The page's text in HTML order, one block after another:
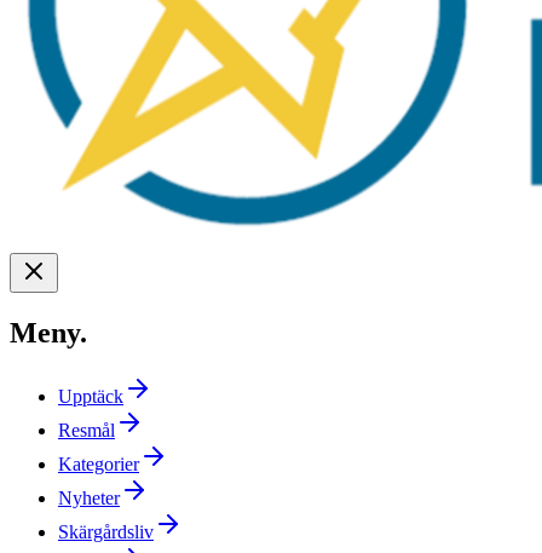
Meny.
Upptäck
Resmål
Kategorier
Nyheter
Skärgårdsliv